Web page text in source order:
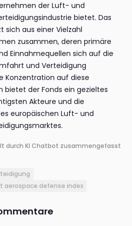
der Luft- und
bietet. Das
sich aus einer Vielzahl
zusammen, deren primäre
Einnahmequellen sich auf die
und Verteidigung
Konzentration auf diese
bietet der Fonds ein gezieltes
Akteure und die
europäischen Luft- und
durch KI Chatbot zusammengefasst
aerospace defense index